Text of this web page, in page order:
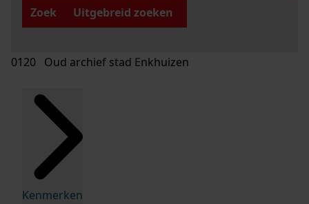
Zoek
Uitgebreid zoeken
0120 Oud archief stad Enkhuizen
Kenmerken